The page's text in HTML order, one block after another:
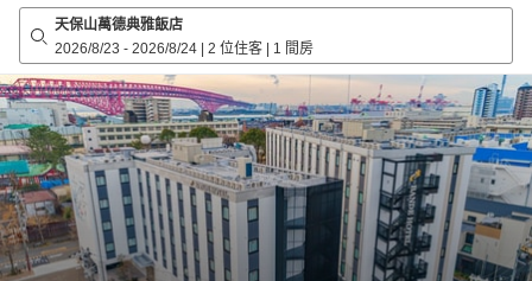
天保山萬德典雅飯店
2026/8/23 - 2026/8/24 | 2 位住客 | 1 間房